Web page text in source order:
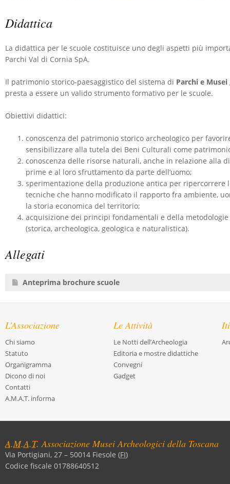
Didattica
La didattica per le scuole costituisce uno degli aspetti più
Parchi Val di Cornia SpA.
Il patrimonio storico-paesaggistico del sistema di Parchi e Musei
presta a essere un valido strumento formativo per le scuole.
Obiettivi didattici:
conoscenza del patrimonio storico archeologico per
sensibilizzare alla tutela dei Beni Culturali come
conoscenza delle risorse naturali, anche in relazione alla
prime e al loro sfruttamento da parte dell’uomo;
sperimentazione della produzione antica per ripercorrere
tecniche che hanno modificato il rapporto fra ambiente,
la storia economica del territorio;
acquisizione dei principi fondamentali e della
(storica, archeologica, geologica e naturalistica).
Allegati
Anteprima brochure scuole
L’Associazione
Chi siamo
Statuto
Organigramma
Dicono di noi
Contatti
A.M.A.T. informa
Le Attività
Le Notti dell’Archeologia
Editoria e mostre didattiche
Convegni
Gadget
A.M.A.T. Associazione Musei Archeologici della Toscana
Via Portigiani, 27 – 50014 Fiesole (FI)
Codice fiscale 01788640512